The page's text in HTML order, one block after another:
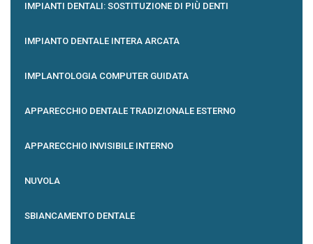
IMPIANTI DENTALI: SOSTITUZIONE DI PIÙ DENTI
IMPIANTO DENTALE INTERA ARCATA
IMPLANTOLOGIA COMPUTER GUIDATA
APPARECCHIO DENTALE TRADIZIONALE ESTERNO
APPARECCHIO INVISIBILE INTERNO
NUVOLA
SBIANCAMENTO DENTALE